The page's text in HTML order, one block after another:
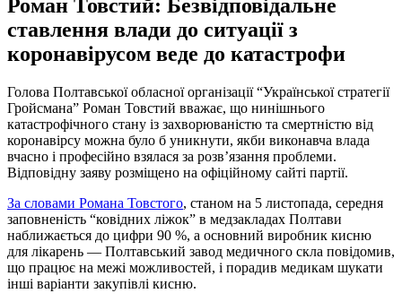
Роман Товстий: Безвідповідальне
ставлення влади до ситуації з
коронавірусом веде до катастрофи
Голова Полтавської обласної організації “Української стратегії
Гройсмана” Роман Товстий вважає, що нинішнього
катастрофічного стану із захворюваністю та смертністю від
коронавірсу можна було б уникнути, якби виконавча влада
вчасно і професійно взялася за розв’язання проблеми.
Відповідну заяву розміщено на офіційному сайті партії.
За словами Романа Товстого, станом на 5 листопада, середня
заповненість “ковідних ліжок” в медзакладах Полтави
наближається до цифри 90 %, а основний виробник кисню
для лікарень — Полтавський завод медичного скла повідомив,
що працює на межі можливостей, і порадив медикам шукати
інші варіанти закупівлі кисню.